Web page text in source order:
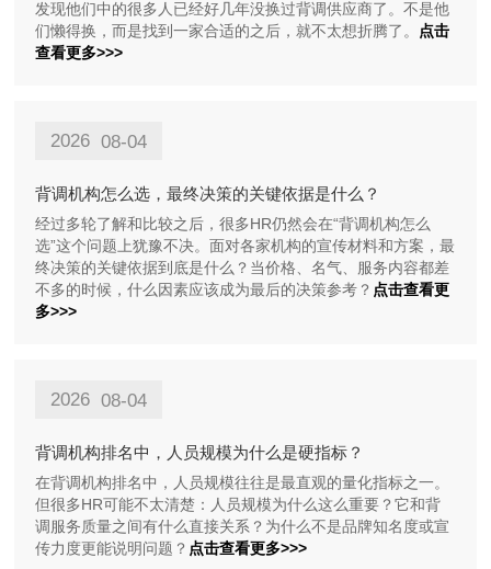
发现他们中的很多人已经好几年没换过背调供应商了。不是他
们懒得换，而是找到一家合适的之后，就不太想折腾了。 点击
查看更多>>>
2026 08-04
背调机构怎么选，最终决策的关键依据是什么？
经过多轮了解和比较之后，很多HR仍然会在“背调机构怎么
选”这个问题上犹豫不决。面对各家机构的宣传材料和方案，最
终决策的关键依据到底是什么？当价格、名气、服务内容都差
不多的时候，什么因素应该成为最后的决策参考？ 点击查看更
多>>>
2026 08-04
背调机构排名中，人员规模为什么是硬指标？
在背调机构排名中，人员规模往往是最直观的量化指标之一。
但很多HR可能不太清楚：人员规模为什么这么重要？它和背
调服务质量之间有什么直接关系？为什么不是品牌知名度或宣
传力度更能说明问题？ 点击查看更多>>>